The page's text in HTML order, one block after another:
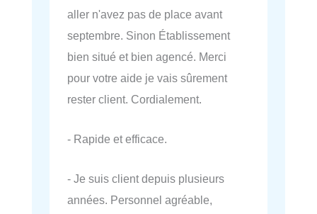
aller n'avez pas de place avant
septembre. Sinon Établissement
bien situé et bien agencé. Merci
pour votre aide je vais sûrement
rester client. Cordialement.
- Rapide et efficace.
- Je suis client depuis plusieurs
années. Personnel agréable,